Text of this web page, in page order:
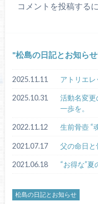
コメントを投稿する
松島の日記とお知らせ
2025.11.11 アトリエ
2025.10.31
活動名変
一歩を。
2022.11.12 生前骨壺 “
2021.07.17 父の命日
2021.06.18 “お得な”
松島の日記とお知らせ